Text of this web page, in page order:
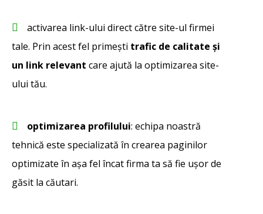
activarea link-ului direct către site-ul firmei
tale. Prin acest fel primești trafic de calitate și
un link relevant care ajută la optimizarea site-
ului tău.
optimizarea profilului: echipa noastră
tehnică este specializată în crearea paginilor
optimizate în așa fel încat firma ta să fie ușor de
găsit la căutari.